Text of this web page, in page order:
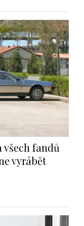
všech fandů
vyrábět